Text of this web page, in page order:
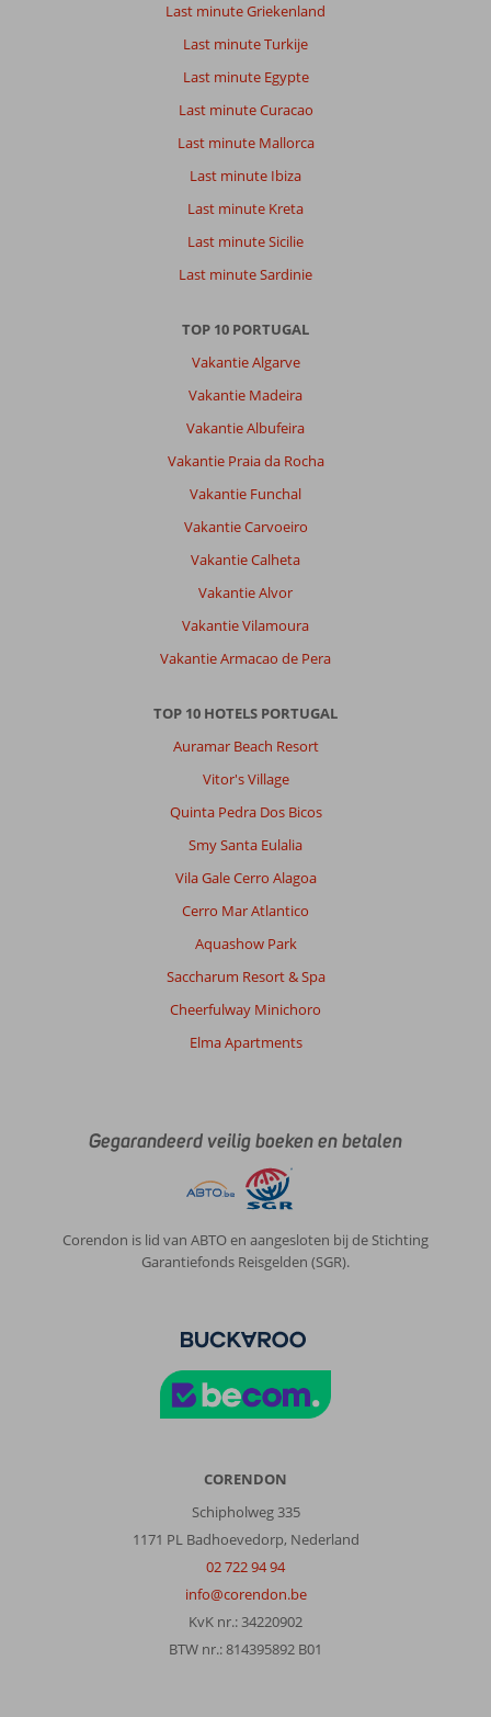
Last minute Griekenland
Last minute Turkije
Last minute Egypte
Last minute Curacao
Last minute Mallorca
Last minute Ibiza
Last minute Kreta
Last minute Sicilie
Last minute Sardinie
TOP 10 PORTUGAL
Vakantie Algarve
Vakantie Madeira
Vakantie Albufeira
Vakantie Praia da Rocha
Vakantie Funchal
Vakantie Carvoeiro
Vakantie Calheta
Vakantie Alvor
Vakantie Vilamoura
Vakantie Armacao de Pera
TOP 10 HOTELS PORTUGAL
Auramar Beach Resort
Vitor's Village
Quinta Pedra Dos Bicos
Smy Santa Eulalia
Vila Gale Cerro Alagoa
Cerro Mar Atlantico
Aquashow Park
Saccharum Resort & Spa
Cheerfulway Minichoro
Elma Apartments
Gegarandeerd veilig boeken en betalen
Corendon is lid van ABTO en aangesloten bij de Stichting
Garantiefonds Reisgelden (SGR).
CORENDON
Schipholweg 335
1171 PL Badhoevedorp, Nederland
02 722 94 94
info@corendon.be
KvK nr.: 34220902
BTW nr.: 814395892 B01